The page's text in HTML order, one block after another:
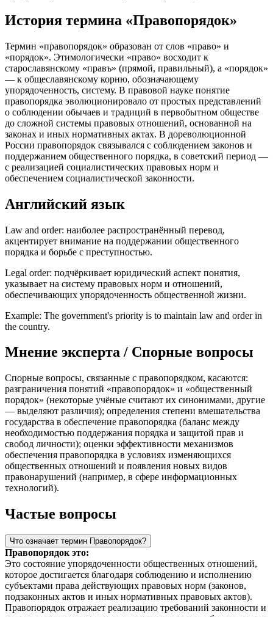
История термина «Правопорядок»
Термин «правопорядок» образован от слов «право» и
«порядок». Этимологически «право» восходит к
старославянскому «правъ» (прямой, правильный), а «порядок»
— к общеславянскому корню, обозначающему
упорядоченность, систему. В правовой науке понятие
правопорядка эволюционировало от простых представлений
о соблюдении обычаев и традиций в первобытном обществе
до сложной системы правовых отношений, основанной на
законах и иных нормативных актах. В дореволюционной
России правопорядок связывался с соблюдением законов и
поддержанием общественного порядка, в советский период —
с реализацией социалистических правовых норм и
обеспечением социалистической законности.
Английский язык
Law and order: наиболее распространённый перевод,
акцентирует внимание на поддержании общественного
порядка и борьбе с преступностью.
Legal order: подчёркивает юридический аспект понятия,
указывает на систему правовых норм и отношений,
обеспечивающих упорядоченность общественной жизни.
Example: The government's priority is to maintain law and order in
the country.
Мнение эксперта / Спорные вопросы
Спорные вопросы, связанные с правопорядком, касаются:
разграничения понятий «правопорядок» и «общественный
порядок» (некоторые учёные считают их синонимами, другие
— выделяют различия); определения степени вмешательства
государства в обеспечение правопорядка (баланс между
необходимостью поддержания порядка и защитой прав и
свобод личности); оценки эффективности механизмов
обеспечения правопорядка в условиях изменяющихся
общественных отношений и появления новых видов
правонарушений (например, в сфере информационных
технологий).
Частые вопросы
Что означает термин Правопорядок?
Правопорядок это:
Это состояние упорядоченности общественных отношений,
которое достигается благодаря соблюдению и исполнению
субъектами права действующих правовых норм (законов,
подзаконных актов и иных нормативных правовых актов).
Правопорядок отражает реализацию требований законности и